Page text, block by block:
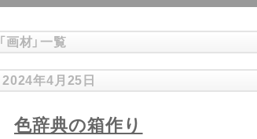
「 画材 」一覧
2024年4月25日
色辞典の箱作り